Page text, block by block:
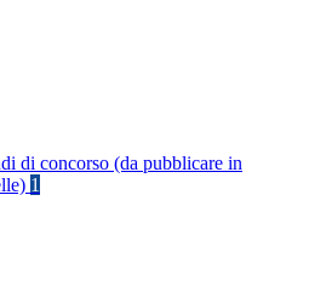
di concorso (da pubblicare in
1